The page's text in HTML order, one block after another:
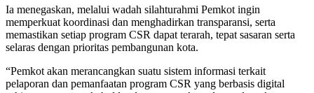
Ia menegaskan, melalui wadah silahturahmi Pemkot ingin
memperkuat koordinasi dan menghadirkan transparansi, serta
memastikan setiap program CSR dapat terarah, tepat sasaran serta
selaras dengan prioritas pembangunan kota.
“Pemkot akan merancangkan suatu sistem informasi terkait
pelaporan dan pemanfaatan program CSR yang berbasis digital